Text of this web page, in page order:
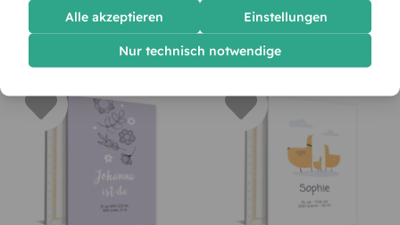
WANDBILD
Fliegende Luftballons
WANDBILD
Funken Darbietung
Alle akzeptieren Einstellungen
Nur technisch notwendige